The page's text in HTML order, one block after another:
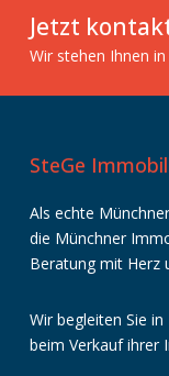
Jetzt
Wir stehen Ihnen
SteGe
Als echte
die Münchner
Beratung mit Herz
Wir begleiten Sie in
beim Verkauf ihrer